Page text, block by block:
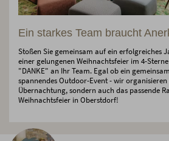
Ein starkes Team braucht
Stoßen Sie gemeinsam auf ein erfolgreiches
einer gelungenen Weihnachtsfeier im 4-
"DANKE" an Ihr Team. Egal ob ein
spannendes Outdoor-Event - wir
Übernachtung, sondern auch das passende
Weihnachtsfeier in Oberstdorf!